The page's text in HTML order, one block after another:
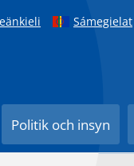
Sámegielat
Politik och insyn